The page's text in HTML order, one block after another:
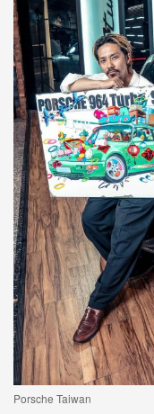
Porsche Taiwan